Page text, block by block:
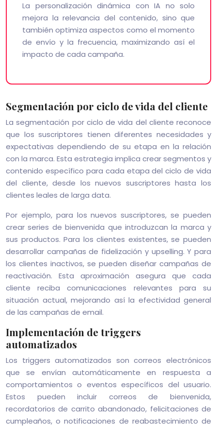
La personalización dinámica con IA no solo
mejora la relevancia del contenido, sino que
también optimiza aspectos como el momento
de envío y la frecuencia, maximizando así el
impacto de cada campaña.
Segmentación por ciclo de vida del cliente
La segmentación por ciclo de vida del cliente reconoce
que los suscriptores tienen diferentes necesidades y
expectativas dependiendo de su etapa en la relación
con la marca. Esta estrategia implica crear segmentos y
contenido específico para cada etapa del ciclo de vida
del cliente, desde los nuevos suscriptores hasta los
clientes leales de larga data.
Por ejemplo, para los nuevos suscriptores, se pueden
crear series de bienvenida que introduzcan la marca y
sus productos. Para los clientes existentes, se pueden
desarrollar campañas de fidelización y upselling. Y para
los clientes inactivos, se pueden diseñar campañas de
reactivación. Esta aproximación asegura que cada
cliente reciba comunicaciones relevantes para su
situación actual, mejorando así la efectividad general
de las campañas de email.
Implementación de triggers
automatizados
Los triggers automatizados son correos electrónicos
que se envían automáticamente en respuesta a
comportamientos o eventos específicos del usuario.
Estos pueden incluir correos de bienvenida,
recordatorios de carrito abandonado, felicitaciones de
cumpleaños, o notificaciones de reabastecimiento de